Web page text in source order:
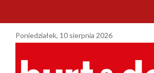
Poniedziałek, 10 sierpnia 2026